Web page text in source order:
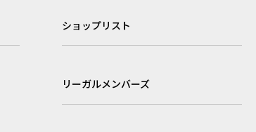
ショップリスト
リーガルメンバーズ